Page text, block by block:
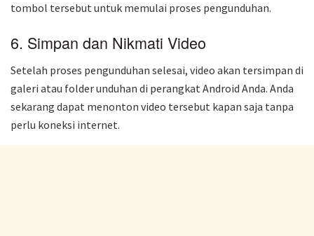
tombol tersebut untuk memulai proses pengunduhan.
6. Simpan dan Nikmati Video
Setelah proses pengunduhan selesai, video akan tersimpan di
galeri atau folder unduhan di perangkat Android Anda. Anda
sekarang dapat menonton video tersebut kapan saja tanpa
perlu koneksi internet.